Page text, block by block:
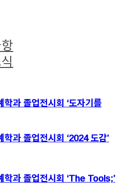
과 졸업전시회 ‘도자기를
과 졸업전시회 ‘2024 도감’
학과 졸업전시회 ‘The Tools;’